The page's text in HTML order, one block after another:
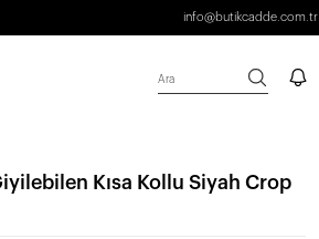
info@butikcadde.com.tr
Ara
Kısa Kollu Siyah Crop